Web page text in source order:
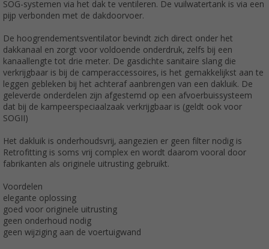
SOG-systemen via het dak te ventileren. De vuilwatertank is via een
pijp verbonden met de dakdoorvoer.
De hoogrendementsventilator bevindt zich direct onder het
dakkanaal en zorgt voor voldoende onderdruk, zelfs bij een
kanaallengte tot drie meter. De gasdichte sanitaire slang die
verkrijgbaar is bij de camperaccessoires, is het gemakkelijkst aan te
leggen gebleken bij het achteraf aanbrengen van een dakluik. De
geleverde onderdelen zijn afgestemd op een afvoerbuissysteem
dat bij de kampeerspeciaalzaak verkrijgbaar is (geldt ook voor
SOGII)
Het dakluik is onderhoudsvrij, aangezien er geen filter nodig is
Retrofitting is soms vrij complex en wordt daarom vooral door
fabrikanten als originele uitrusting gebruikt.
Voordelen
elegante oplossing
goed voor originele uitrusting
geen onderhoud nodig
geen wijziging aan de voertuigwand